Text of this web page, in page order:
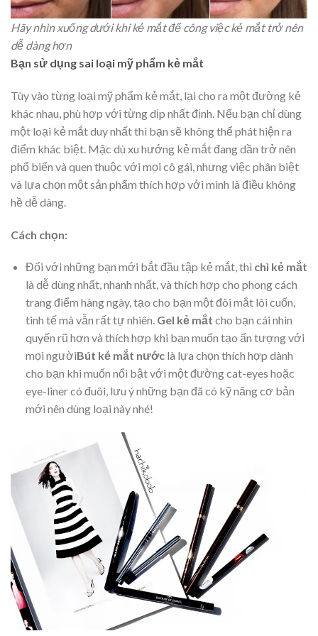
Hãy nhìn xuống dưới khi kẻ mắt để công việc kẻ mắt trở nên
dễ dàng hơn
Bạn sử dụng sai loại mỹ phẩm kẻ mắt
Tùy vào từng loại mỹ phẩm kẻ mắt, lại cho ra một đường kẻ
khác nhau, phù hợp với từng dịp nhất định. Nếu bạn chỉ dùng
một loại kẻ mắt duy nhất thì bạn sẽ không thể phát hiện ra
điểm khác biệt. Mặc dù xu hướng kẻ mắt đang dần trở nên
phổ biến và quen thuộc với mọi cô gái, nhưng việc phân biệt
và lựa chọn một sản phẩm thích hợp với mình là điều không
hề dễ dàng.
Cách chọn:
Đối với những bạn mới bắt đầu tập kẻ mắt, thì chì kẻ mắt
là dễ dùng nhất, nhanh nhất, và thích hợp cho phong cách
trang điểm hàng ngày, tạo cho bạn một đôi mắt lôi cuốn,
tinh tế mà vẫn rất tự nhiên. Gel kẻ mắt cho bạn cái nhìn
quyến rũ hơn và thích hợp khi bạn muốn tạo ấn tượng với
mọi ngườiBút kẻ mắt nước là lựa chọn thích hợp dành
cho bạn khi muốn nổi bật với một đường cat-eyes hoặc
eye-liner có đuôi, lưu ý những bạn đã có kỹ năng cơ bản
mới nên dùng loại này nhé!